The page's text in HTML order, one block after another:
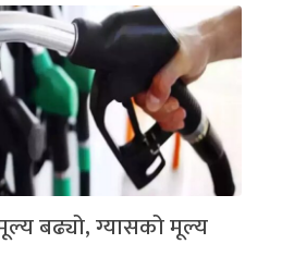
बढ्यो, ग्यासको मूल्य